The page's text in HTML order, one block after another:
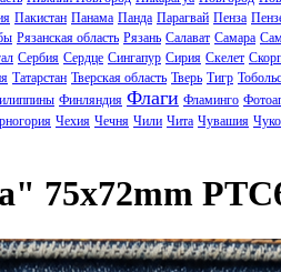
Пакистан Панама Панда Парагвай Пенза
Рязанская область Рязань Салават Самара
Сербия Сердце Сингапур Сирия Скелет
Татарстан Тверская область Тверь Тигр
Финляндия Флаги Фламинго
Чехия Чечня Чили Чита Чувашия
75x72mm